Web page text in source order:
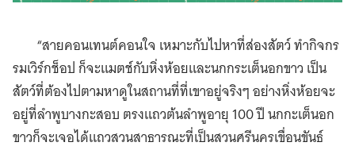
“สายคอนเทนต์คอนใจ เหมาะกับไปหาที่ส่องสัตว์ ทำกิจกร
รมเวิร์กช็อป ก็จะแมตช์กับหิ่งห้อยและนกกระเต็นอกขาว เป็น
สัตว์ที่ต้องไปตามหาดูในสถานที่ที่เขาอยู่จริงๆ อย่างหิ่งห้อยจะ
อยู่ที่ลำพูบางกะสอบ ตรงแถวต้นลำพูอายุ 100 ปี นกกะเต็นอก
ขาวก็จะเจอได้แถวสวนสาธารณะที่เป็นสวนศรีนครเขื่อนขันธ์